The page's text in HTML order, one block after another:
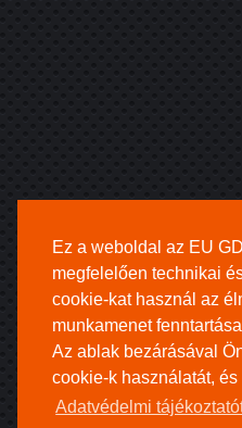
Ez a weboldal az EU
megfelelően technikai
cookie-kat használ az
munkamenet
Az ablak bezárásával
cookie-k használatát,
Adatvédelmi